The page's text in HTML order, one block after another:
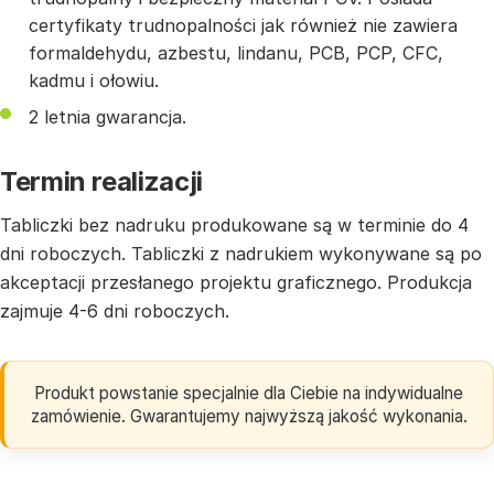
certyfikaty trudnopalności jak również nie zawiera
formaldehydu, azbestu, lindanu, PCB, PCP, CFC,
kadmu i ołowiu.
2 letnia gwarancja.
Termin realizacji
Tabliczki bez nadruku produkowane są w terminie do 4
dni roboczych. Tabliczki z nadrukiem wykonywane są po
akceptacji przesłanego projektu graficznego. Produkcja
zajmuje 4-6 dni roboczych.
Produkt powstanie specjalnie dla Ciebie na indywidualne
zamówienie. Gwarantujemy najwyższą jakość wykonania.